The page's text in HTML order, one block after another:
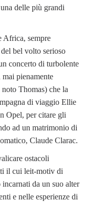
delle più grandi
Africa, sempre
bel volto serioso
concerto di turbolente
mai pienamente
Thomas) che la
di viaggio Ellie
Opel, per citare gli
ad un matrimonio di
Claude Clarac.
ostacoli
il cui leit-motiv di
da un suo alter
e nelle esperienze di